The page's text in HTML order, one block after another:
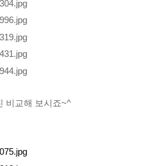
비교해 보시죠~^